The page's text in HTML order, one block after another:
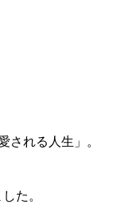
れる人生」。
た。